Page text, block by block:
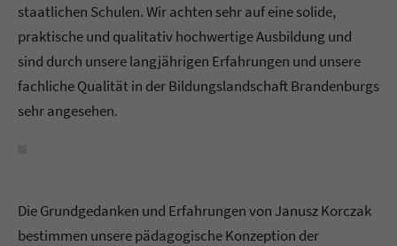
staatlichen Schulen. Wir achten sehr auf eine solide,
praktische und qualitativ hochwertige Ausbildung und
sind durch unsere langjährigen Erfahrungen und unsere
fachliche Qualität in der Bildungslandschaft Brandenburgs
sehr angesehen.
Die Grundgedanken und Erfahrungen von Janusz Korczak
bestimmen unsere pädagogische Konzeption der